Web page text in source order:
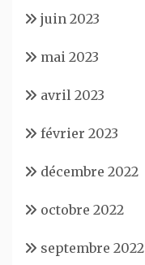
juin 2023
mai 2023
avril 2023
février 2023
décembre 2022
octobre 2022
septembre 2022